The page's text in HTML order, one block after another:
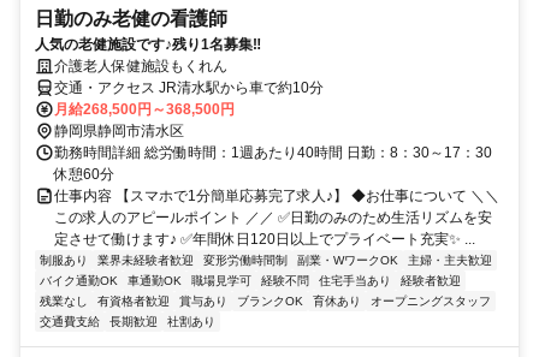
日勤のみ老健の看護師
人気の老健施設です♪残り1名募集‼
介護老人保健施設もくれん
交通・アクセス JR清水駅から車で約10分
月給268,500円～368,500円
静岡県静岡市清水区
勤務時間詳細 総労働時間：1週あたり40時間 日勤：8：30～17：30
休憩60分
仕事内容 【スマホで1分簡単応募完了求人♪】 ◆お仕事について ＼＼
この求人のアピールポイント ／／ ✅日勤のみのため生活リズムを安
定させて働けます♪ ✅年間休日120日以上でプライベート充実✨ ...
制服あり 業界未経験者歓迎 変形労働時間制 副業・WワークOK
主婦・主夫歓迎
バイク通勤OK
車通勤OK 職場見学可 経験不問 住宅手当あり
経験者歓迎
残業なし
有資格者歓迎 賞与あり ブランクOK 育休あり
オープニングスタッフ
交通費支給
長期歓迎 社割あり